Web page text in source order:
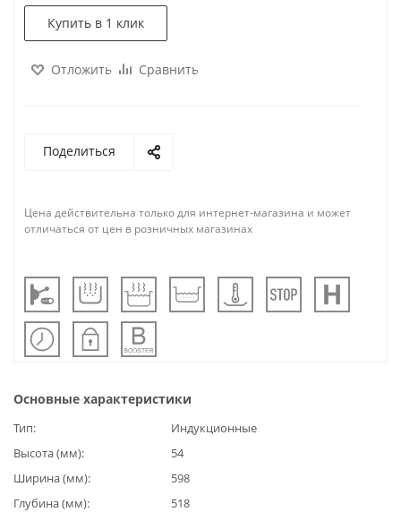
Купить в 1 клик
Отложить Сравнить
Поделиться
Цена действительна только для интернет-магазина и может
отличаться от цен в розничных магазинах
Основные характеристики
Тип
Индукционные
Высота (мм)
54
Ширина (мм)
598
Глубина (мм)
518